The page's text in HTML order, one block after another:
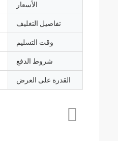
الأسعار
تفاصيل التغليف
وقت التسليم
شروط الدفع
القدرة على العرض